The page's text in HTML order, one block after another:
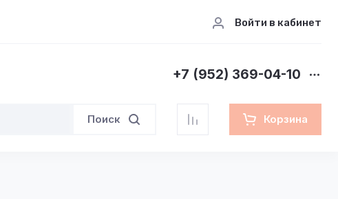
Войти в кабинет
+7 (952) 369-04-10
Поиск Корзина